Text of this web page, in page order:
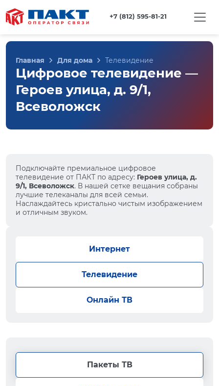
+7 (812) 595-81-21
Главная Для дома Телевидение
Цифровое телевидение —
Героев улица, д. 9/1,
Всеволожск
Подключайте премиальное цифровое
телевидение от ПАКТ по адресу: Героев улица, д.
9/1, Всеволожск. В нашей сетке вещания собраны
лучшие телеканалы для всей семьи.
Наслаждайтесь кристально чистым изображением
и отличным звуком.
Интернет
Телевидение
Онлайн ТВ
Пакеты ТВ